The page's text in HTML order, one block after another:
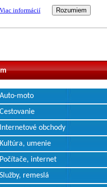
Viac informácií
Auto-moto
Cestovanie
Internetové obchody
Kultúra, umenie
Počítače, internet
Služby, remeslá